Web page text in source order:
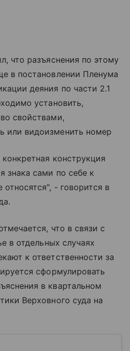
что разъяснения по этому
в постановлении Пленума
деяния по части 2.1
установить,
свойствами,
или видоизменить номер
конструкция
знака сами по себе к
- говорится в
что в связи с
в отдельных случаях
к ответственности за
сформулировать
в квартальном
Верховного суда на